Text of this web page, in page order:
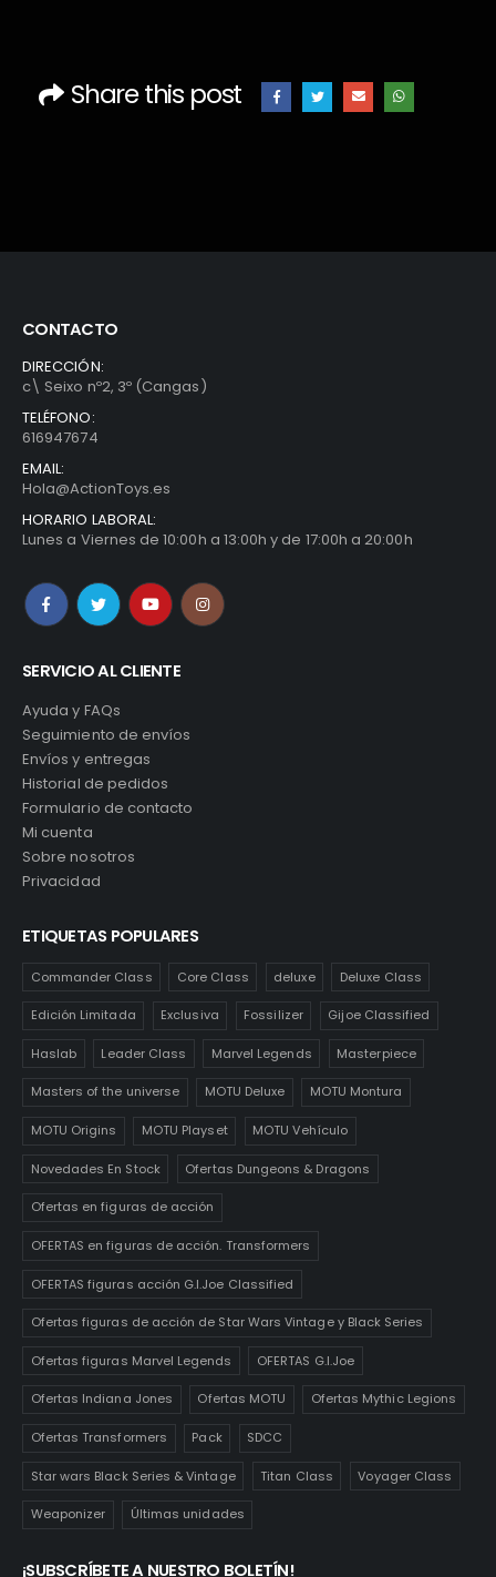
Share this post
CONTACTO
DIRECCIÓN:
c\ Seixo nº2, 3º (Cangas)
TELÉFONO:
616947674
EMAIL:
Hola@ActionToys.es
HORARIO LABORAL:
Lunes a Viernes de 10:00h a 13:00h y de 17:00h a 20:00h
SERVICIO AL CLIENTE
Ayuda y FAQs
Seguimiento de envíos
Envíos y entregas
Historial de pedidos
Formulario de contacto
Mi cuenta
Sobre nosotros
Privacidad
ETIQUETAS POPULARES
Commander Class Core Class deluxe Deluxe Class
Edición Limitada Exclusiva Fossilizer Gijoe Classified
Haslab Leader Class Marvel Legends Masterpiece
Masters of the universe MOTU Deluxe MOTU Montura
MOTU Origins MOTU Playset MOTU Vehículo
Novedades En Stock Ofertas Dungeons & Dragons
Ofertas en figuras de acción
OFERTAS en figuras de acción. Transformers
OFERTAS figuras acción G.I.Joe Classified
Ofertas figuras de acción de Star Wars Vintage y Black Series
Ofertas figuras Marvel Legends OFERTAS G.I.Joe
Ofertas Indiana Jones Ofertas MOTU Ofertas Mythic Legions
Ofertas Transformers Pack SDCC
Star wars Black Series & Vintage Titan Class Voyager Class
Weaponizer Últimas unidades
¡SUBSCRÍBETE A NUESTRO BOLETÍN!